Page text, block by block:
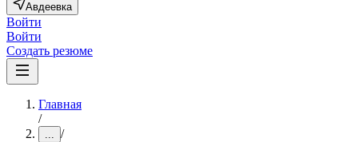
Авдеевка
Войти
Войти
Создать резюме
Главная
/
... /